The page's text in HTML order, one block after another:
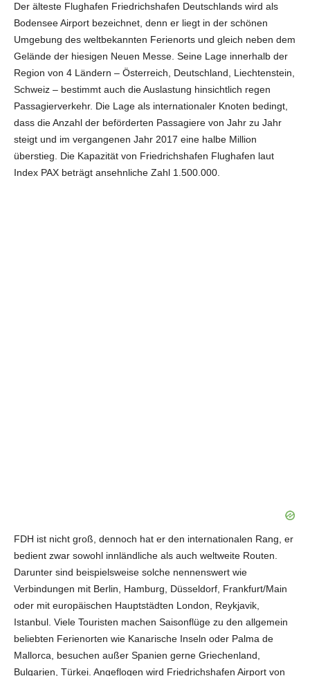
Der älteste Flughafen Friedrichshafen Deutschlands wird als
Bodensee Airport bezeichnet, denn er liegt in der schönen
Umgebung des weltbekannten Ferienorts und gleich neben dem
Gelände der hiesigen Neuen Messe. Seine Lage innerhalb der
Region von 4 Ländern – Österreich, Deutschland, Liechtenstein,
Schweiz – bestimmt auch die Auslastung hinsichtlich regen
Passagierverkehr. Die Lage als internationaler Knoten bedingt,
dass die Anzahl der beförderten Passagiere von Jahr zu Jahr
steigt und im vergangenen Jahr 2017 eine halbe Million
überstieg. Die Kapazität von Friedrichshafen Flughafen laut
Index PAX beträgt ansehnliche Zahl 1.500.000.
FDH ist nicht groß, dennoch hat er den internationalen Rang, er
bedient zwar sowohl innländliche als auch weltweite Routen.
Darunter sind beispielsweise solche nennenswert wie
Verbindungen mit Berlin, Hamburg, Düsseldorf, Frankfurt/Main
oder mit europäischen Hauptstädten London, Reykjavik,
Istanbul. Viele Touristen machen Saisonflüge zu den allgemein
beliebten Ferienorten wie Kanarische Inseln oder Palma de
Mallorca, besuchen außer Spanien gerne Griechenland,
Bulgarien, Türkei. Angeflogen wird Friedrichshafen Airport von